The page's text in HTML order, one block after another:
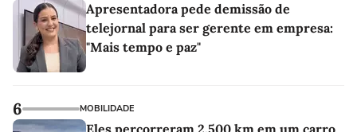
Apresentadora pede demissão de
telejornal para ser gerente em empresa:
"Mais tempo e paz"
6 MOBILIDADE